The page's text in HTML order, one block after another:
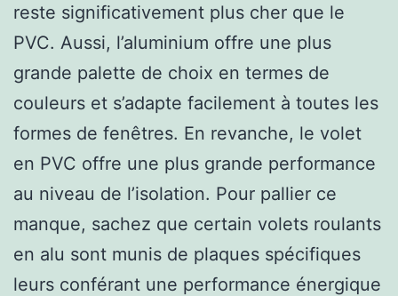
reste significativement plus cher que le
PVC. Aussi, l’aluminium offre une plus
grande palette de choix en termes de
couleurs et s’adapte facilement à toutes les
formes de fenêtres. En revanche, le volet
en PVC offre une plus grande performance
au niveau de l’isolation. Pour pallier ce
manque, sachez que certain volets roulants
en alu sont munis de plaques spécifiques
leurs conférant une performance énergique